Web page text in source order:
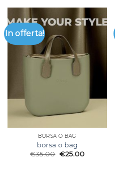
In offerta!
BORSA O BAG
borsa o bag
€35.00 €25.00